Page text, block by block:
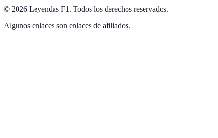
© 2026 Leyendas F1 . Todos los derechos reservados.
Algunos enlaces son enlaces de afiliados.